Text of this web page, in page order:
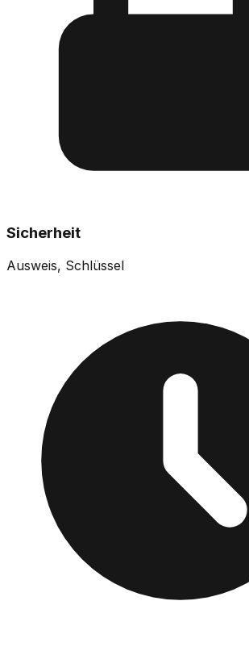
Sicherheit
Ausweis, Schlüssel